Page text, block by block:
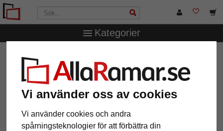
Vi använder oss av cookies
Vi använder cookies och andra
spårningsteknologier för att förbättra din
Kategorier
Martins måttbeställd
Väggspegel Martins måttbeställd